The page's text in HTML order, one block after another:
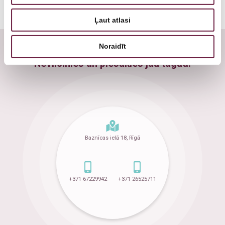
Ļaut atlasi
Noraidīt
Nevilcinies un piesakies jau tagad!
Baznīcas ielā 18, Rīgā
+371 67229942 +371 26525711